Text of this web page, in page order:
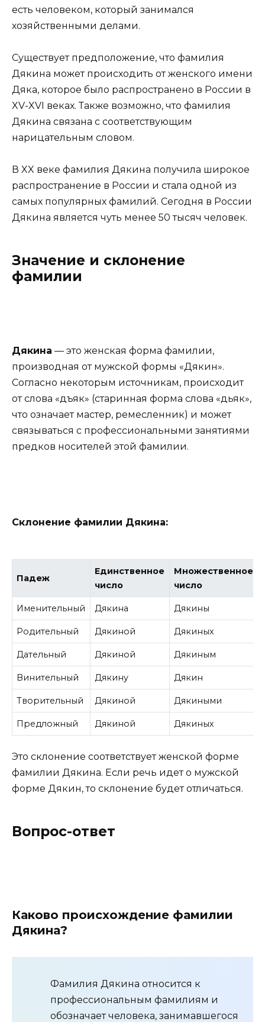
есть человеком, который занимался
хозяйственными делами.
Существует предположение, что фамилия
Дякина может происходить от женского имени
Дяка, которое было распространено в России в
XV-XVI веках. Также возможно, что фамилия
Дякина связана с соответствующим
нарицательным словом.
В XX веке фамилия Дякина получила широкое
распространение в России и стала одной из
самых популярных фамилий. Сегодня в России
Дякина является чуть менее 50 тысяч человек.
Значение и склонение
фамилии
Дякина — это женская форма фамилии,
производная от мужской формы «Дякин».
Согласно некоторым источникам, происходит
от слова «дъяк» (старинная форма слова «дьяк»,
что означает мастер, ремесленник) и может
связываться с профессиональными занятиями
предков носителей этой фамилии.
Склонение фамилии Дякина:
Падеж
Единственное
число
Множественное
число
Именительный Дякина Дякины
Родительный Дякиной Дякиных
Дательный Дякиной Дякиным
Винительный Дякину Дякин
Творительный Дякиной Дякиными
Предложный Дякиной Дякиных
Это склонение соответствует женской форме
фамилии Дякина. Если речь идет о мужской
форме Дякин, то склонение будет отличаться.
Вопрос-ответ
Каково происхождение фамилии
Дякина?
Фамилия Дякина относится к
профессиональным фамилиям и
обозначает человека, занимавшегося